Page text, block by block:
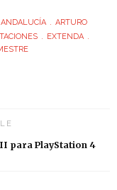
ANDALUCÍA
ARTURO
EXTENDA
para PlayStation 4